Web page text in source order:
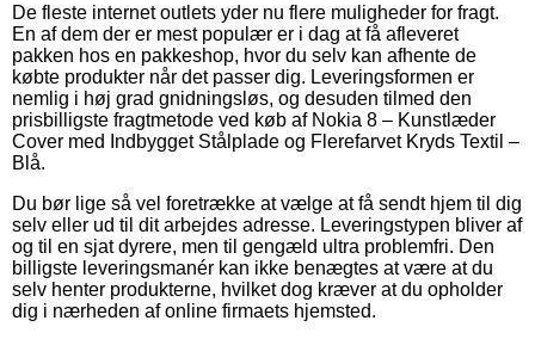
De fleste internet outlets yder nu flere muligheder for fragt.
En af dem der er mest populær er i dag at få afleveret
pakken hos en pakkeshop, hvor du selv kan afhente de
købte produkter når det passer dig. Leveringsformen er
nemlig i høj grad gnidningsløs, og desuden tilmed den
prisbilligste fragtmetode ved køb af Nokia 8 – Kunstlæder
Cover med Indbygget Stålplade og Flerefarvet Kryds Textil –
Blå.
Du bør lige så vel foretrække at vælge at få sendt hjem til dig
selv eller ud til dit arbejdes adresse. Leveringstypen bliver af
og til en sjat dyrere, men til gengæld ultra problemfri. Den
billigste leveringsmanér kan ikke benægtes at være at du
selv henter produkterne, hvilket dog kræver at du opholder
dig i nærheden af online firmaets hjemsted.